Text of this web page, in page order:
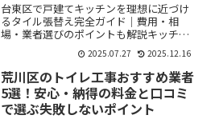
台東区で戸建てキッチンを理想に近づけ
るタイル張替え完全ガイド｜費用・相
場・業者選びのポイントも解説キッチン
のタイルが古くなってきて「そろそろ張
り替えたい」と感じていませんか？特に
台東区で戸建て住宅にお住まいの方の中
には、「どこに頼めばいいの...
2025.07.27 2025.12.16
荒川区のトイレ工事おすすめ業者
5選！安心・納得の料金と口コミ
で選ぶ失敗しないポイント